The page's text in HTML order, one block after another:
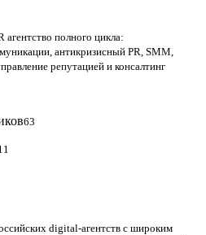
полного цикла:
антикризисный PR, SMM,
репутацией и консалтинг
63
digital-агентств с широким